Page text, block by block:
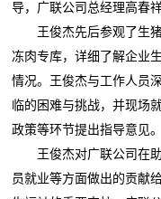
导，广联公司总经理高春祥
王俊杰先后参观了生
冻肉专库，详细了解企业
情况。王俊杰与工作人员
临的困难与挑战，并现场
政策等环节提出指导意见。
王俊杰对广联公司在
员就业等方面做出的贡献